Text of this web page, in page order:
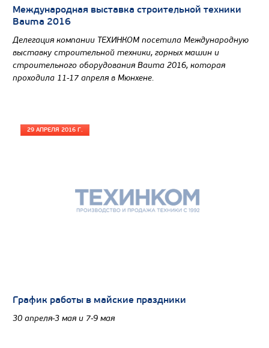
Международная выставка строительной техники
Bauma 2016
Делегация компании ТЕХИНКОМ посетила Международную
выставку строительной техники, горных машин и
строительного оборудования Bauma 2016, которая
проходила 11-17 апреля в Мюнхене.
29 АПРЕЛЯ 2016 Г.
График работы в майские праздники
30 апреля-3 мая и 7-9 мая